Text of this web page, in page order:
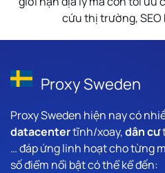
cứu thị trường, SEO
Proxy Sweden
Proxy Sweden hiện nay có
datacentertĩnh/xoay,dân cư
… đáp ứng linh hoạt cho từng
số điểm nổi bật có thể kể đến: